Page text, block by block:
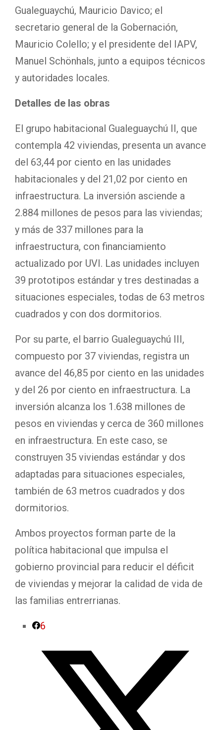
Gualeguaychú, Mauricio Davico; el
secretario general de la Gobernación,
Mauricio Colello; y el presidente del IAPV,
Manuel Schönhals, junto a equipos técnicos
y autoridades locales.
Detalles de las obras
El grupo habitacional Gualeguaychú II, que
contempla 42 viviendas, presenta un avance
del 63,44 por ciento en las unidades
habitacionales y del 21,02 por ciento en
infraestructura. La inversión asciende a
2.884 millones de pesos para las viviendas;
y más de 337 millones para la
infraestructura, con financiamiento
actualizado por UVI. Las unidades incluyen
39 prototipos estándar y tres destinadas a
situaciones especiales, todas de 63 metros
cuadrados y con dos dormitorios.
Por su parte, el barrio Gualeguaychú III,
compuesto por 37 viviendas, registra un
avance del 46,85 por ciento en las unidades
y del 26 por ciento en infraestructura. La
inversión alcanza los 1.638 millones de
pesos en viviendas y cerca de 360 millones
en infraestructura. En este caso, se
construyen 35 viviendas estándar y dos
adaptadas para situaciones especiales,
también de 63 metros cuadrados y dos
dormitorios.
Ambos proyectos forman parte de la
política habitacional que impulsa el
gobierno provincial para reducir el déficit
de viviendas y mejorar la calidad de vida de
las familias entrerrianas.
6